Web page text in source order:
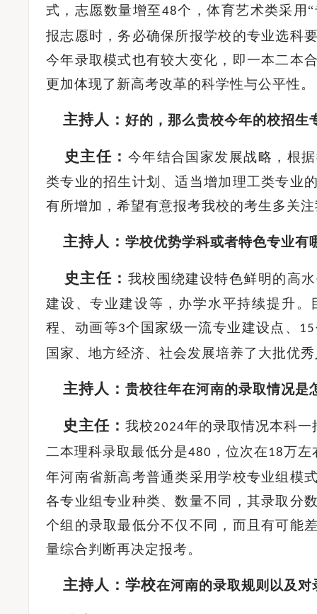
式，志愿数量增至48个 ，体育艺术类采用 “
报志愿时，务必确保所报学校的专业选科
今年录取模式也有较大变化，即一本二本
更加体现了新高考改革的科学性与公平性。
主持人： 好的，那么贵校今年的校招生
史主任 ： 今年结合国家发展战略，根
类专业的招生计划、适当增加理工类专业
有所增加，希望有意报考我校的考生多关
主持人： 学校优势学科或者特色专业有
史主任 ： 我校围绕建设特色鲜明的高
建设、专业建设等，办学水平持续提升
程、动画等3个国家级一流专业建设点、 15
国家、地方经济、社会发展培养了大批优
主持人： 贵校往年在河南的录取情况是
史主任 ： 我校2024年的录取情况本科
二本理科录取最低分是480 ，位次在18万左
年河南省新高考普通类采用学校专业组模
各专业组专业种类、数量不同，其录取分
个组的录取最低分不仅不同，而且有可能
量综合判断再决定报考。
主持人：学校在河南的录取规则以及